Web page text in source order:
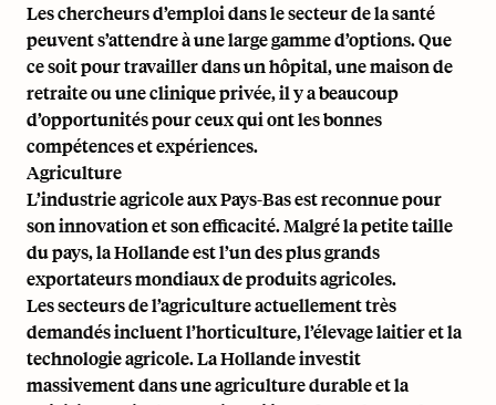
Les chercheurs d’emploi dans le secteur de la santé
peuvent s’attendre à une large gamme d’options. Que
ce soit pour travailler dans un hôpital, une maison de
retraite ou une clinique privée, il y a beaucoup
d’opportunités pour ceux qui ont les bonnes
compétences et expériences.
Agriculture
L’industrie agricole aux Pays-Bas est reconnue pour
son innovation et son efficacité. Malgré la petite taille
du pays, la Hollande est l’un des plus grands
exportateurs mondiaux de produits agricoles.
Les secteurs de l’agriculture actuellement très
demandés incluent l’horticulture, l’élevage laitier et la
technologie agricole. La Hollande investit
massivement dans une agriculture durable et la